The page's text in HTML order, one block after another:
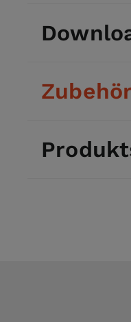
Zubehör